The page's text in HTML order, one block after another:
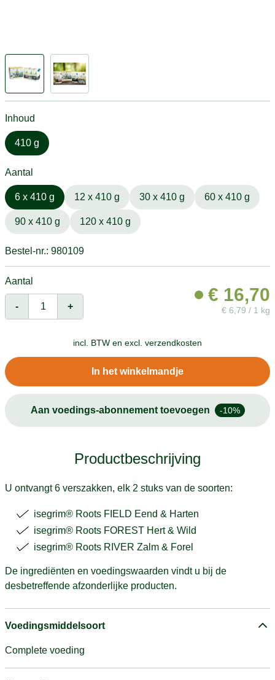
Inhoud
410 g
Aantal
6 x 410 g 12 x 410 g 30 x 410 g 60 x 410 g
90 x 410 g 120 x 410 g
Bestel-nr.: 980109
Aantal
- +
€ 16,70
€ 6,79 / 1 kg
incl. BTW en excl. verzendkosten
In het winkelmandje
Aan voedings-abonnement toevoegen -10%
Productbeschrijving
U ontvangt 6 verszakken, elk 2 stuks van de soorten:
isegrim® Roots FIELD Eend & Harten
isegrim® Roots FOREST Hert & Wild
isegrim® Roots RIVER Zalm & Forel
De ingrediënten en voedingswaarden vindt u bij de
desbetreffende afzonderlijke producten.
Voedingsmiddelsoort
Complete voeding